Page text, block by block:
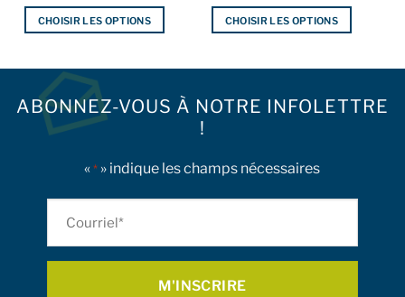
CHOISIR LES OPTIONS
plusieurs
variations.
CHOISIR LES OPTIONS
plusieurs
variations.
peuvent
la
du
ABONNEZ-VOUS À NOTRE INFOLETTRE
!
«* » indique les champs nécessaires